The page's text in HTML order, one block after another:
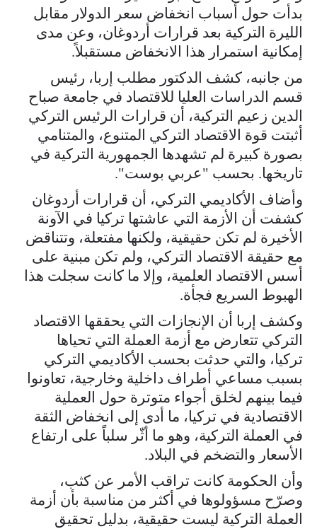
بدأت حول أسباب انخفاض سعر الدولار مقابل
الليرة التركية بعد قرارات أردوغان، وعن مدى
إمكانية استمرار هذا الانخفاض مستقبلاً.
من جانبه، كشف الدكتور مطلب إربا، رئيس
قسم الدراسات العليا للاقتصاد في جامعة صباح
الدين زعيم التركية، أن قرارات الرئيس التركي
أثبتت قوة الاقتصاد التركي المتنوع، والمتنامي
بصورة كبيرة لم تشهدها الجمهورية التركية في
تاريخها. بحسب "عربي بوست".
وأضاف الأكاديمي التركي، أن قرارات أردوغان
كشفت أن الأزمة التي عاشتها تركيا في الآونة
الأخيرة لم تكن حقيقية، ولكنها مفتعلة، وتتناقض
مع حقيقة الاقتصاد التركي، ولم تكن مبنية على
أسس الاقتصاد العلمية، وإلا ما كانت سجلت هذا
الهبوط السريع فجأة.
وكشف إربا أن الإنجازات التي يحققها الاقتصاد
التركي تتعارض مع أزمة العملة التي تحياها
تركيا، والتي حدثت بحسب الأكاديمي التركي
بسبب مساعي أطراف داخلية وخارجية، تعاونوا
فيما بينهم لخلق أجواء متوترة حول العملية
الاقتصادية في تركيا، ما أدى إلى انخفاض الثقة
في العملة التركية، وهو ما أثّر سلباً على ارتفاع
الأسعار والتضخم في البلاد.
وأن الحكومة كانت تراقب الأمر عن كثب،
وصرّح مسؤولوها في أكثر من مناسبة بأن أزمة
العملة التركية ليست حقيقية، بدليل تحقيق